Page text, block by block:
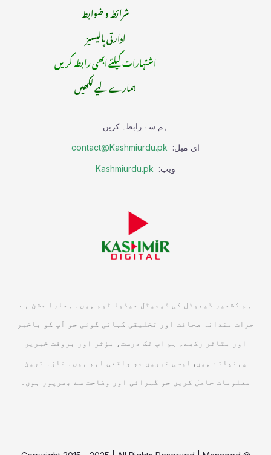
شرائط و ضوابط
ادارتی پالیسیز
اشتہارات کیلئے ابھی رابطہ کریں
ہمارے لیے لکھیں
ہم سے رابطہ کریں
ای میل: contact@Kashmiurdu.pk
ویب: Kashmiurdu.pk
ہم کشمیر ڈیجیٹل کی ڈیجیٹل میڈیا ٹیم ہیں۔ ہمارا مشن ہے
جرات مندانہ صحافت اور تخلیقی کہانی گوئی جو آپ کو باخبر
اور متاثر رکھے۔ ہم آپ تک درست، مؤثر اور بروقت خبریں
پہنچاتے ہیں, ایسی خبریں جو واقعی اہم ہیں۔ تازہ ترین
معلومات حاصل کریں جو گہرائی اور وضاحت سے بھرپور ہوں۔